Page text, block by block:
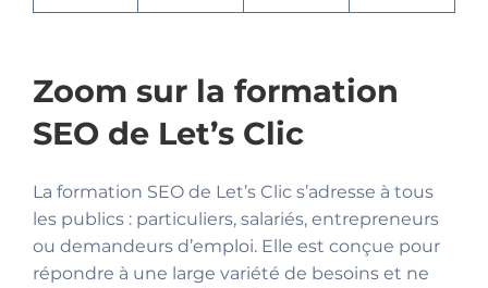
Zoom sur la formation
SEO de Let’s Clic
La formation SEO de Let’s Clic s’adresse à tous
les publics : particuliers, salariés, entrepreneurs
ou demandeurs d’emploi. Elle est conçue pour
répondre à une large variété de besoins et ne